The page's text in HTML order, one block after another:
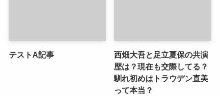
テストA記事
西畑大吾と足立夏保の共演
歴は？現在も交際してる？
馴れ初めはトラウデン直美
って本当？